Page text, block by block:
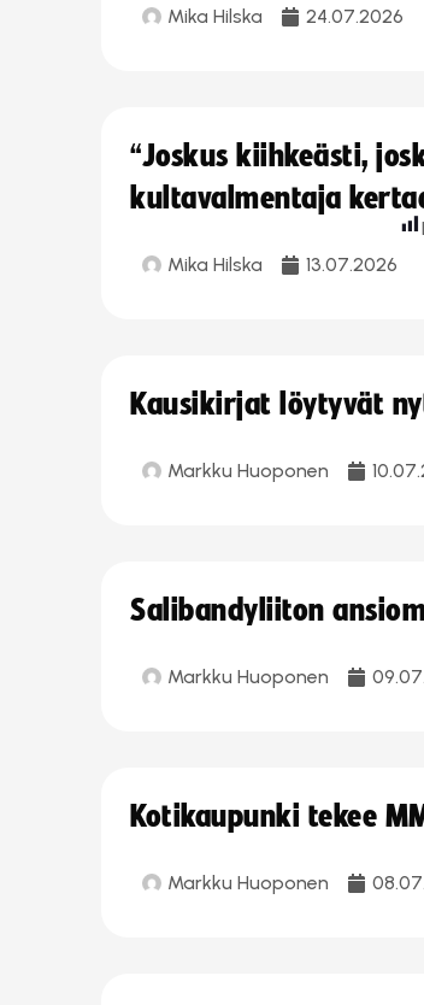
Mika Hilska 24.07.2026
“Joskus kiihkeästi,
kultavalmentaja
Mika Hilska 13.07.2026
Kausikirjat löytyvät
Markku Huoponen
Salibandyliiton
Markku Huoponen
Kotikaupunki tekee
Markku Huoponen